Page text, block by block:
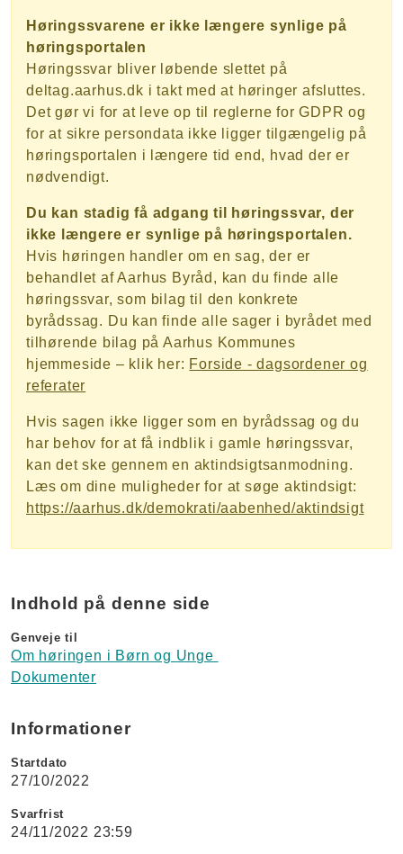
Høringssvarene er ikke længere synlige på
høringsportalen
Høringssvar bliver løbende slettet på
deltag.aarhus.dk i takt med at høringer afsluttes.
Det gør vi for at leve op til reglerne for GDPR og
for at sikre persondata ikke ligger tilgængelig på
høringsportalen i længere tid end, hvad der er
nødvendigt.
Du kan stadig få adgang til høringssvar, der
ikke længere er synlige på høringsportalen.
Hvis høringen handler om en sag, der er
behandlet af Aarhus Byråd, kan du finde alle
høringssvar, som bilag til den konkrete
byrådssag. Du kan finde alle sager i byrådet med
tilhørende bilag på Aarhus Kommunes
hjemmeside – klik her: Forside - dagsordener og
referater
Hvis sagen ikke ligger som en byrådssag og du
har behov for at få indblik i gamle høringssvar,
kan det ske gennem en aktindsigtsanmodning.
Læs om dine muligheder for at søge aktindsigt:
https://aarhus.dk/demokrati/aabenhed/aktindsigt
Indhold på denne side
Genveje til
Om høringen i Børn og Unge
Dokumenter
Informationer
Startdato
27/10/2022
Svarfrist
24/11/2022 23:59